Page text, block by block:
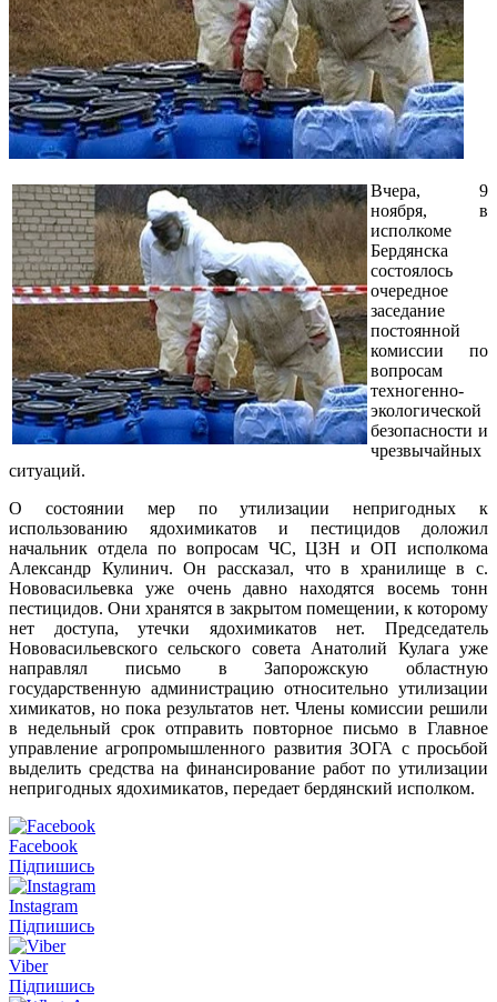
Вчера, 9
ноября, в
исполкоме
Бердянска
состоялось
очередное
заседание
постоянной
комиссии по
вопросам
техногенно-
экологической
безопасности и
чрезвычайных
ситуаций.
О состоянии мер по утилизации непригодных к
использованию ядохимикатов и пестицидов доложил
начальник отдела по вопросам ЧС, ЦЗН и ОП исполкома
Александр Кулинич. Он рассказал, что в хранилище в с.
Нововасильевка уже очень давно находятся восемь тонн
пестицидов. Они хранятся в закрытом помещении, к которому
нет доступа, утечки ядохимикатов нет. Председатель
Нововасильевского сельского совета Анатолий Кулага уже
направлял письмо в Запорожскую областную
государственную администрацию относительно утилизации
химикатов, но пока результатов нет. Члены комиссии решили
в недельный срок отправить повторное письмо в Главное
управление агропромышленного развития ЗОГА с просьбой
выделить средства на финансирование работ по утилизации
непригодных ядохимикатов, передает бердянский исполком.
Facebook
Підпишись
Instagram
Підпишись
Viber
Підпишись